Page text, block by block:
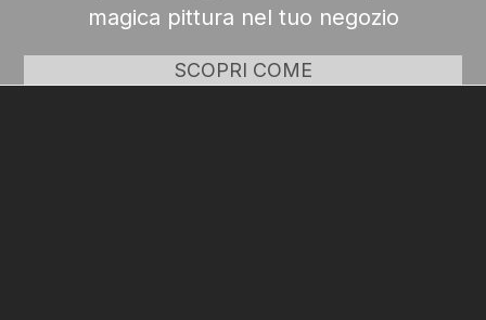
magica pittura nel tuo negozio
SCOPRI COME